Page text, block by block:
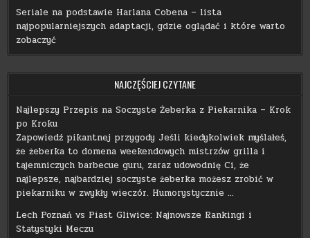
Seriale na podstawie Harlana Cobena – lista
najpopularniejszych adaptacji, gdzie oglądać i które warto
zobaczyć
NAJCZĘŚCIEJ CZYTANE
Najlepszy Przepis na Soczyste Żeberka z Piekarnika – Krok
po Kroku
Zapowiedź pikantnej przygody Jeśli kiedykolwiek myślałeś,
że żeberka to domena weekendowych mistrzów grilla i
tajemniczych barbecue guru, zaraz udowodnię Ci, że
najlepsze, najbardziej soczyste żeberka możesz zrobić w
piekarniku w zwykły wieczór. Humorystycznie …
Lech Poznań vs Piast Gliwice: Najnowsze Rankingi i
Statystyki Meczu